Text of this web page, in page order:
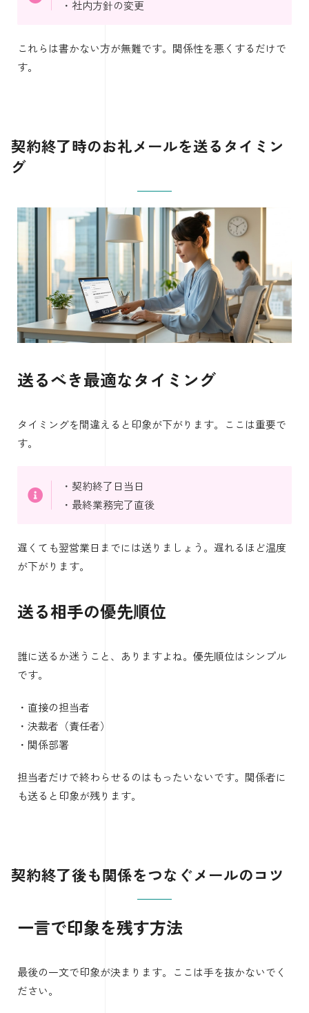
・社内方針の変更
これらは書かない方が無難です。関係性を悪くするだけで
す。
契約終了時のお礼メールを送るタイミン
グ
送るべき最適なタイミング
タイミングを間違えると印象が下がります。ここは重要で
す。
・契約終了日当日
・最終業務完了直後
遅くても翌営業日までには送りましょう。遅れるほど温度
が下がります。
送る相手の優先順位
誰に送るか迷うこと、ありますよね。優先順位はシンプル
です。
・直接の担当者
・決裁者（責任者）
・関係部署
担当者だけで終わらせるのはもったいないです。関係者に
も送ると印象が残ります。
契約終了後も関係をつなぐメールのコツ
一言で印象を残す方法
最後の一文で印象が決まります。ここは手を抜かないでく
ださい。